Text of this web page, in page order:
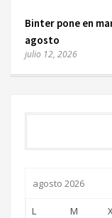
Binter pone en
agosto
julio 12, 2026
agosto 2026
L M